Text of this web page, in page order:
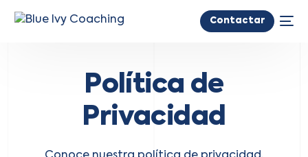
Contactar
Política de
Privacidad